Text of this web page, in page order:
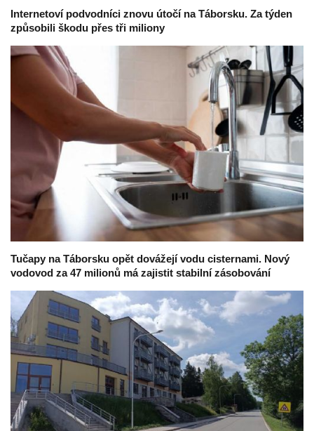
Internetoví podvodníci znovu útočí na Táborsku. Za týden
způsobili škodu přes tři miliony
Tučapy na Táborsku opět dovážejí vodu cisternami. Nový
vodovod za 47 milionů má zajistit stabilní zásobování